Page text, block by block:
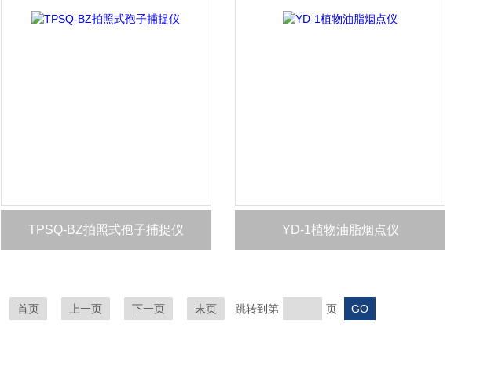
TPSQ-BZ拍照式孢子捕捉仪 YD-1植物油脂烟点仪
首页 上一页 下一页 末页 跳转到第 页